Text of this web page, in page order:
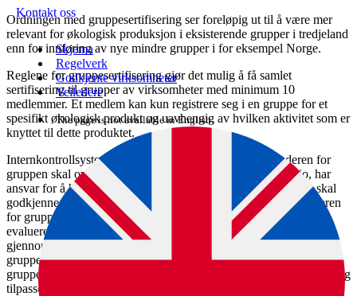
Kontakt oss
Skjema
Regelverk
Godkjente virksomheter
Veiledere
The page is not available in English.
Ordningen med gruppesertifisering ser foreløpig ut til å være mer
relevant for økologisk produksjon i eksisterende grupper i tredjeland
enn for innføring av nye mindre grupper i for eksempel Norge.
Reglene for gruppesertifisering gjør det mulig å få samlet
sertifisering til grupper av virksomheter med minimum 10
medlemmer. Et medlem kan kun registrere seg i en gruppe for et
spesifikt økologisk produkt og uavhengig av hvilken aktivitet som er
knyttet til dette produktet.
Internkontrollsystemet i gruppen skal dokumenteres. Lederen for
gruppen skal oversende nødvendig dokumentasjon til Debio, har
ansvar for å holde et oppdatert register over medlemmene, og skal
godkjenne nye medlemmer/aktiviteter og følge opp avvik. Lederen
for gruppen skal også sikre årlig opplæring av inspektørene og
evaluere deres kompetanse. Interne inspektører i gruppen skal
gjennomføre en årlig fysisk inspeksjon av alle medlemmene i
gruppen, og skal oversende revisjonsrapporter til lederen for
gruppen. Antall inspektører og kompetanse skal være tilstrekkelig og
tilpasset til aktiviteten i gruppen.